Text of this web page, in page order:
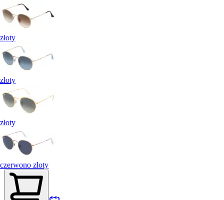
złoty
złoty
złoty
czerwono złoty